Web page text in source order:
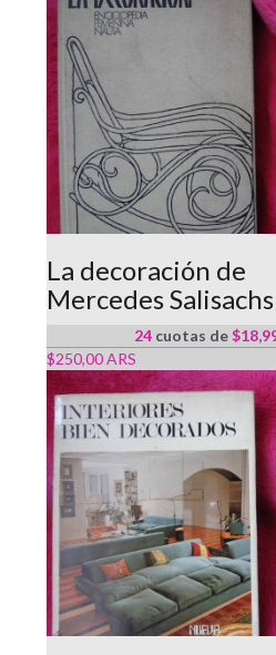
La decoración de
Mercedes Salisachs
24 cuotas de
$250,00 ARS